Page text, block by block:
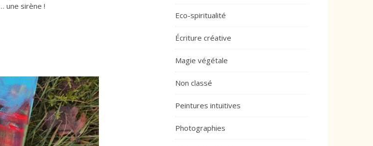
une sirène !
Eco-spiritualité
Écriture créative
Magie végétale
Non classé
Peintures intuitives
Photographies